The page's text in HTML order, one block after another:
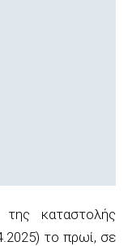
καταστολής
το πρωί, σε